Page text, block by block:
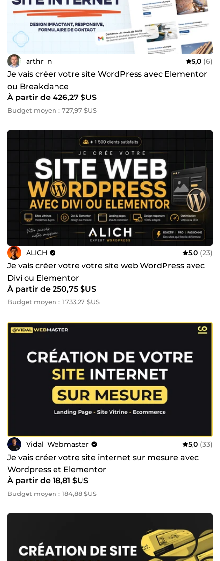
arthr_n 5,0 (6)
Je vais créer votre site WordPress avec Elementor
ou Breakdance
À partir de 426,27 $US
Budget moyen : 727,97 $US
ALICH 5,0 (23)
Je vais créer votre votre site web WordPress avec
Divi ou Elementor
À partir de 250,75 $US
Budget moyen : 1 733,27 $US
Vidal_Webmaster 5,0 (33)
Je vais créer votre site internet sur mesure avec
Wordpress et Elementor
À partir de 18,81 $US
Budget moyen : 184,88 $US